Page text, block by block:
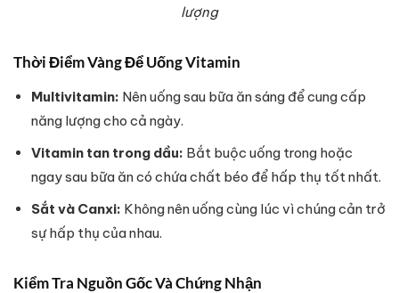
lượng
Thời Điểm Vàng Để Uống Vitamin
Multivitamin: Nên uống sau bữa ăn sáng để cung cấp
năng lượng cho cả ngày.
Vitamin tan trong dầu: Bắt buộc uống trong hoặc
ngay sau bữa ăn có chứa chất béo để hấp thụ tốt nhất.
Sắt và Canxi: Không nên uống cùng lúc vì chúng cản trở
sự hấp thụ của nhau.
Kiểm Tra Nguồn Gốc Và Chứng Nhận